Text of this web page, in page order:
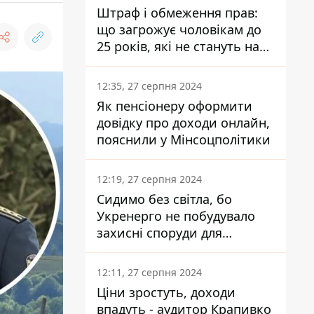
Штраф і обмеження прав:
що загрожує чоловікам до
25 років, які не стануть на
військовий облік
12:35, 27 серпня 2024
Як пенсіонеру оформити
довідку про доходи онлайн,
пояснили у Мінсоцполітики
12:19, 27 серпня 2024
Сидимо без світла, бо
Укренерго не побудувало
захисні споруди для
енергетики - нардеп
Кучеренко
12:11, 27 серпня 2024
Ціни зростуть, доходи
впадуть - аудитор Крапивко